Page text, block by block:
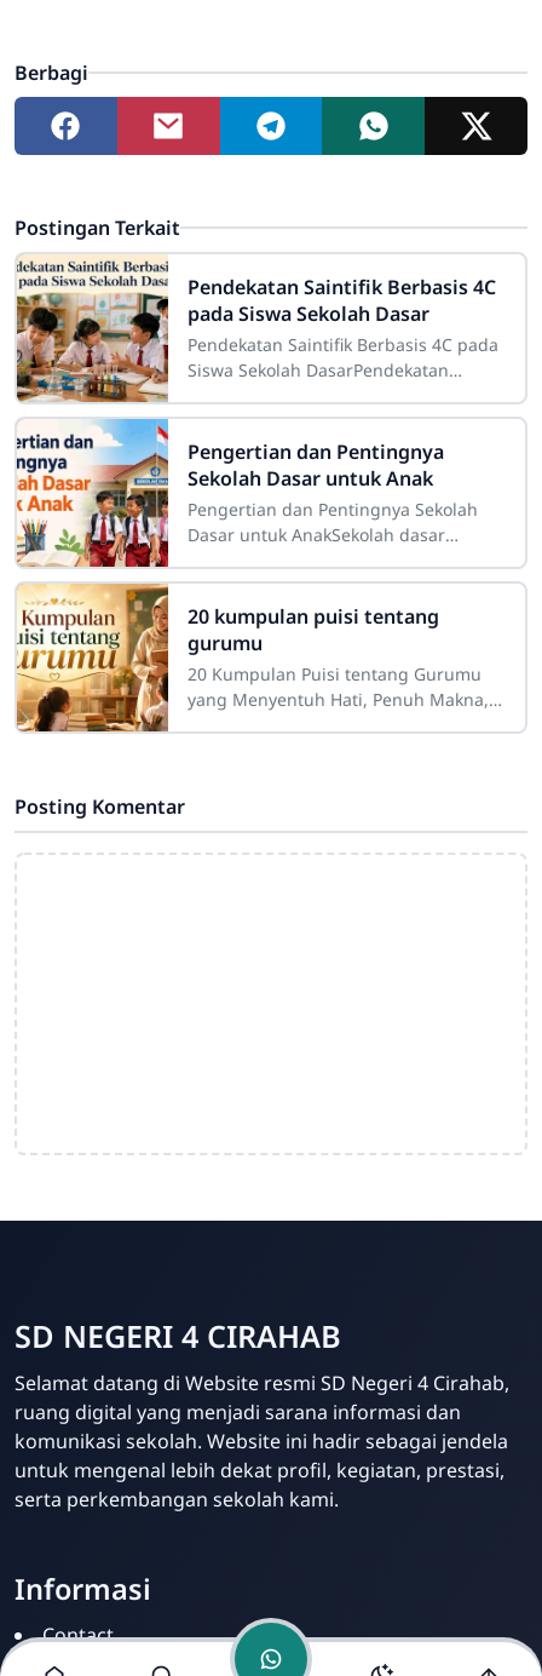
Admin
Online
Berbagi
Postingan Terkait
Pendekatan Saintifik Berbasis 4C
pada Siswa Sekolah Dasar
Pendekatan Saintifik Berbasis 4C pada
Siswa Sekolah DasarPendekatan
sekolah dasar merupakan strategi
pembelajaran
Pengertian dan Pentingnya
Sekolah Dasar untuk Anak
Pengertian dan Pentingnya Sekolah
Dasar untuk AnakSekolah dasar
pendidikan yang memiliki peranan
sangat besar dalam
20 kumpulan puisi tentang
gurumu
20 Kumpulan Puisi tentang Gurumu
yang Menyentuh Hati, Penuh Makna,
Posting Komentar
SD NEGERI 4 CIRAHAB
Selamat datang di Website resmi SD Negeri 4 Cirahab,
ruang digital yang menjadi sarana informasi dan
komunikasi sekolah. Website ini hadir sebagai jendela
untuk mengenal lebih dekat profil, kegiatan, prestasi,
serta perkembangan sekolah kami.
Informasi
Contact
Disclamer